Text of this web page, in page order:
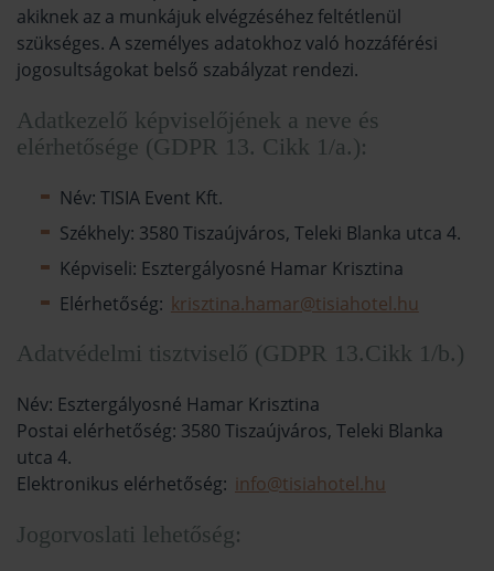
akiknek az a munkájuk elvégzéséhez feltétlenül
szükséges. A személyes adatokhoz való hozzáférési
jogosultságokat belső szabályzat rendezi.
Adatkezelő képviselőjének a neve és
elérhetősége (GDPR 13. Cikk 1/a.):
Név: TISIA Event Kft.
Székhely: 3580 Tiszaújváros, Teleki Blanka utca 4.
Képviseli: Esztergályosné Hamar Krisztina
Elérhetőség: krisztina.hamar@tisiahotel.hu
Adatvédelmi tisztviselő (GDPR 13.Cikk 1/b.)
Név: Esztergályosné Hamar Krisztina
Postai elérhetőség: 3580 Tiszaújváros, Teleki Blanka
utca 4.
Elektronikus elérhetőség: info@tisiahotel.hu
Jogorvoslati lehetőség: